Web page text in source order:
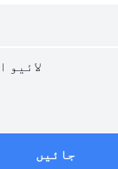
لائیو
جائیں